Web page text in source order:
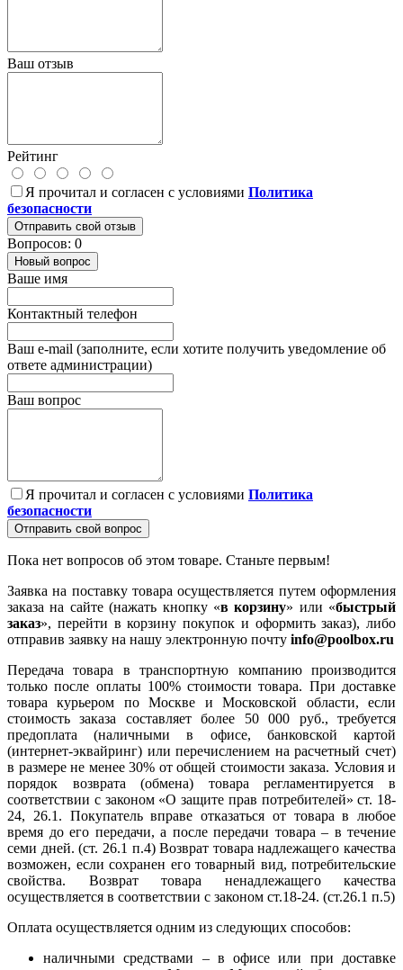
Ваш отзыв
Рейтинг
Я прочитал и согласен с условиями Политика
безопасности
Отправить свой отзыв
Вопросов: 0
Новый вопрос
Ваше имя
Контактный телефон
Ваш e-mail (заполните, если хотите получить уведомление об
ответе администрации)
Ваш вопрос
Я прочитал и согласен с условиями Политика
безопасности
Отправить свой вопрос
Пока нет вопросов об этом товаре. Станьте первым!
Заявка на поставку товара осуществляется путем оформления
заказа на сайте (нажать кнопку «в корзину» или «быстрый
заказ», перейти в корзину покупок и оформить заказ), либо
отправив заявку на нашу электронную почту info@poolbox.ru
Передача товара в транспортную компанию производится
только после оплаты 100% стоимости товара. При доставке
товара курьером по Москве и Московской области, если
стоимость заказа составляет более 50 000 руб., требуется
предоплата (наличными в офисе, банковской картой
(интернет-эквайринг) или перечислением на расчетный счет)
в размере не менее 30% от общей стоимости заказа. Условия и
порядок возврата (обмена) товара регламентируется в
соответствии с законом «О защите прав потребителей» ст. 18-
24, 26.1. Покупатель вправе отказаться от товара в любое
время до его передачи, а после передачи товара – в течение
семи дней. (ст. 26.1 п.4) Возврат товара надлежащего качества
возможен, если сохранен его товарный вид, потребительские
свойства. Возврат товара ненадлежащего качества
осуществляется в соответствии с законом ст.18-24. (ст.26.1 п.5)
Оплата осуществляется одним из следующих способов:
наличными средствами – в офисе или при доставке